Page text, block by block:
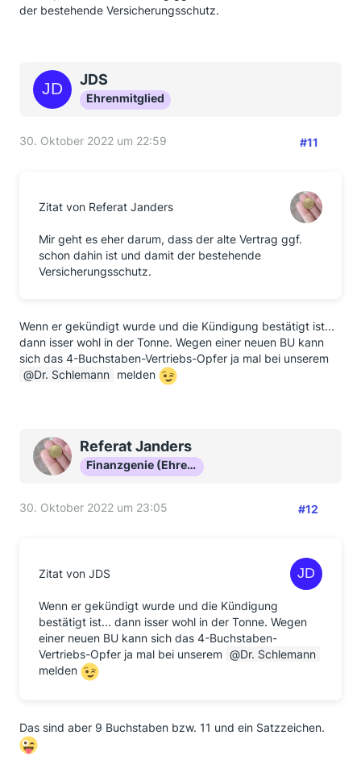
der bestehende Versicherungsschutz.
JDS
Ehrenmitglied
30. Oktober 2022 um 22:59 #11
Zitat von Referat Janders
Mir geht es eher darum, dass der alte Vertrag ggf.
schon dahin ist und damit der bestehende
Versicherungsschutz.
Wenn er gekündigt wurde und die Kündigung bestätigt ist...
dann isser wohl in der Tonne. Wegen einer neuen BU kann
sich das 4-Buchstaben-Vertriebs-Opfer ja mal bei unserem
Dr. Schlemann melden
Referat Janders
Finanzgenie (Ehrenmitglied)
30. Oktober 2022 um 23:05 #12
Zitat von JDS
Wenn er gekündigt wurde und die Kündigung
bestätigt ist... dann isser wohl in der Tonne. Wegen
einer neuen BU kann sich das 4-Buchstaben-
Vertriebs-Opfer ja mal bei unserem
Dr. Schlemann
melden
Das sind aber 9 Buchstaben bzw. 11 und ein Satzzeichen.